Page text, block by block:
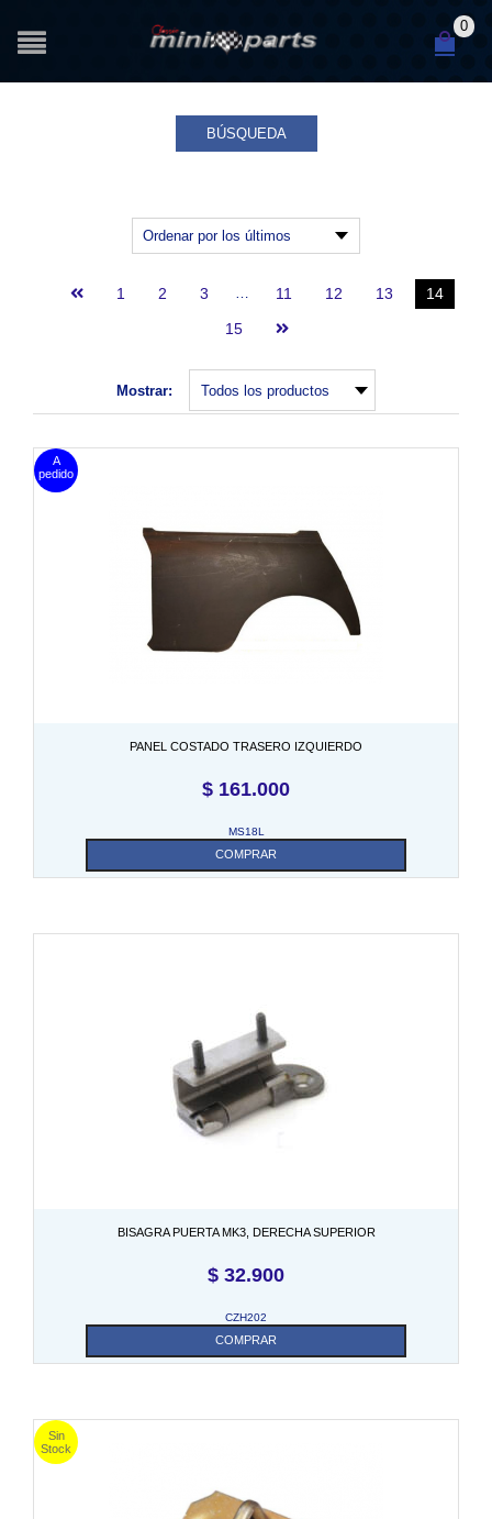
0
1 2 3 11 12 13
14
15
Mostrar:
PANEL COSTADO TRASERO IZQUIERDO
$ 161.000
MS18L
COMPRAR
BISAGRA PUERTA MK3, DERECHA SUPERIOR
$ 32.900
CZH202
COMPRAR
BÚSQUEDA